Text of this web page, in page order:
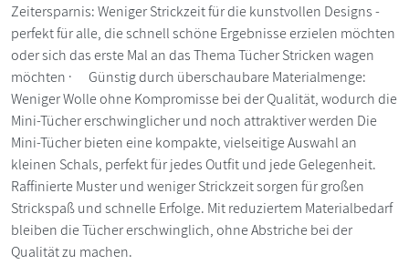
Zeitersparnis: Weniger Strickzeit für die kunstvollen Designs -
perfekt für alle, die schnell schöne Ergebnisse erzielen möchten
oder sich das erste Mal an das Thema Tücher Stricken wagen
möchten · Günstig durch überschaubare Materialmenge:
Weniger Wolle ohne Kompromisse bei der Qualität, wodurch die
Mini-Tücher erschwinglicher und noch attraktiver werden Die
Mini-Tücher bieten eine kompakte, vielseitige Auswahl an
kleinen Schals, perfekt für jedes Outfit und jede Gelegenheit.
Raffinierte Muster und weniger Strickzeit sorgen für großen
Strickspaß und schnelle Erfolge. Mit reduziertem Materialbedarf
bleiben die Tücher erschwinglich, ohne Abstriche bei der
Qualität zu machen.